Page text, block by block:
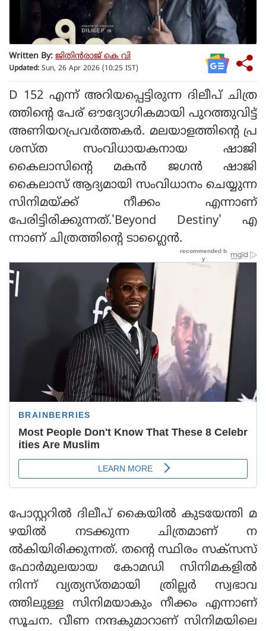
Written By: ജിതിൻരാജ് കെ വി
Updated: Sun, 26 Apr 2026 (10:25 IST)
D 152 എന്ന് അറിയപ്പെട്ടിരുന്ന ദിലീപ് ചിത്ര
ത്തിന്റെ പേര് ഔദ്യോഗികമായി പുറത്തുവിട്ട്
അണിയറപ്രവര്‍ത്തകര്‍. മലയാളത്തിന്റെ പ്ര
ശസ്ത സംവിധായകനായ ഷാജി
കൈലാസിന്റെ മകന്‍ ജഗന്‍ ഷാജി
കൈലാസ് ആദ്യമായി സംവിധാനം ചെയ്യുന്ന
സിനിമയ്ക്ക് നീക്കം എന്നാണ്
പേരിട്ടിരിക്കുന്നത്.'Beyond Destiny' എ
ന്നാണ് ചിത്രത്തിന്റെ ടാഗ്ലൈന്‍.
പോസ്റ്ററില്‍ ദിലീപ് കൈയില്‍ കുടയേന്തി മ
ഴയില്‍ നടക്കുന്ന ചിത്രമാണ് ന
ല്‍കിയിരിക്കുന്നത്. തന്റെ സ്ഥിരം സക്‌സസ്
ഫോര്‍മുലയായ കോമഡി സിനിമകളില്‍
നിന്ന് വ്യത്യസ്തമായി ത്രില്ലര്‍ സ്വഭാവ
ത്തിലുള്ള സിനിമയാകും നീക്കം എന്നാണ്
സൂചന. വീണ നന്ദകുമാറാണ് സിനിമയിലെ